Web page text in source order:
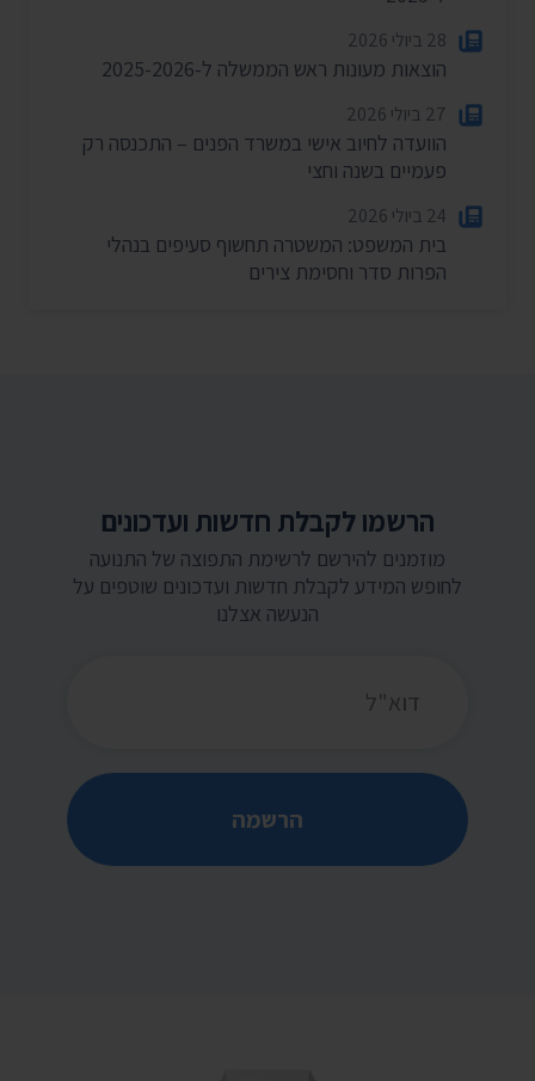
28 ביולי 2026
הוצאות מעונות ראש הממשלה ל-2025-2026
27 ביולי 2026
הוועדה לחיוב אישי במשרד הפנים – התכנסה רק
פעמיים בשנה וחצי
24 ביולי 2026
בית המשפט: המשטרה תחשוף סעיפים בנהלי
הפרות סדר וחסימת צירים
הרשמו לקבלת חדשות ועדכונים
מוזמנים להירשם לרשימת התפוצה של התנועה
לחופש המידע לקבלת חדשות ועדכונים שוטפים על
הנעשה אצלנו
הרשמה